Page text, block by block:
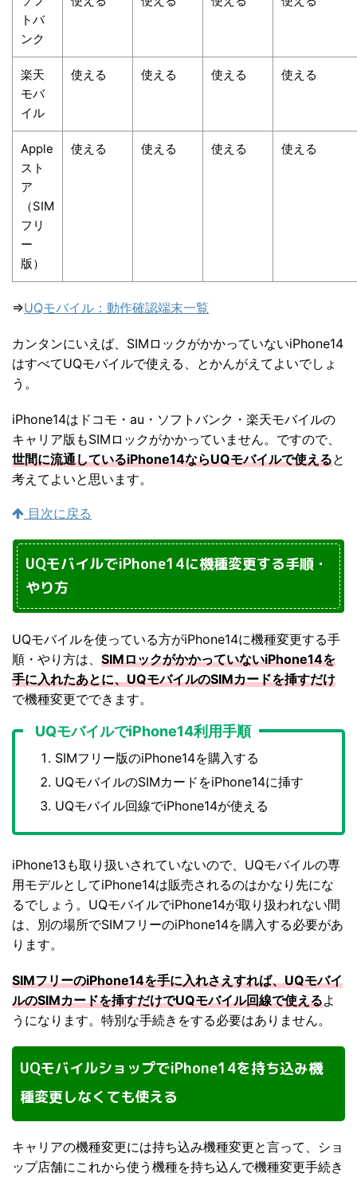
トバ
ンク
楽天
モバ
イル
使える 使える 使える 使える
Apple
スト
ア
（SIM
フリ
ー
版）
使える 使える 使える 使える
⇒UQモバイル：動作確認端末一覧
カンタンにいえば、SIMロックがかかっていないiPhone14
はすべてUQモバイルで使える、とかんがえてよいでしょ
う。
iPhone14はドコモ・au・ソフトバンク・楽天モバイルの
キャリア版もSIMロックがかかっていません。ですので、
世間に流通しているiPhone14ならUQモバイルで使えると
考えてよいと思います。
目次に戻る
UQモバイルでiPhone14に機種変更する手順・
やり方
UQモバイルを使っている方がiPhone14に機種変更する手
順・やり方は、 SIMロックがかかっていないiPhone14を
手に入れたあとに、UQモバイルのSIMカードを挿すだけ
で機種変更でできます。
UQモバイルでiPhone14利用手順
SIMフリー版のiPhone14を購入する
UQモバイルのSIMカードをiPhone14に挿す
UQモバイル回線でiPhone14が使える
iPhone13も取り扱いされていないので、UQモバイルの専
用モデルとしてiPhone14は販売されるのはかなり先にな
るでしょう。UQモバイルでiPhone14が取り扱われない間
は、別の場所でSIMフリーのiPhone14を購入する必要があ
ります。
SIMフリーのiPhone14を手に入れさえすれば、UQモバイ
ルのSIMカードを挿すだけでUQモバイル回線で使えるよ
うになります。特別な手続きをする必要はありません。
UQモバイルショップでiPhone14を持ち込み機
種変更しなくても使える
キャリアの機種変更には持ち込み機種変更と言って、ショ
ップ店舗にこれから使う機種を持ち込んで機種変更手続き